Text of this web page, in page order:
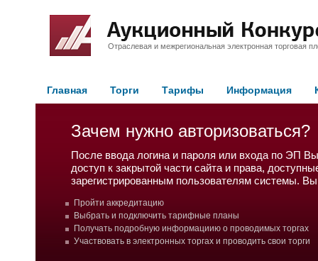
Отраслевая и межрегиональная электронная торговая
Главная Торги Тарифы Информация
Зачем нужно авторизоваться?
После ввода логина и пароля или входа по ЭП
доступ к закрытой части сайта и права,
зарегистрированным пользователям системы.
Пройти аккредитацию
Выбрать и подключить тарифные планы
Получать подробную информациию о проводимых торгах
Участвовать в электронных торгах и проводить свои торги